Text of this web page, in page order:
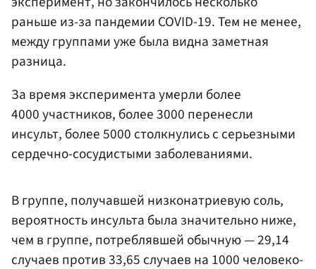
раньше из-за пандемии COVID-19. Тем не менее,
между группами уже была видна заметная
разница.
За время эксперимента умерли более
4000 участников, более 3000 перенесли
инсульт, более 5000 столкнулись с серьезными
сердечно-сосудистыми заболеваниями.
В группе, получавшей низконатриевую соль,
вероятность инсульта была значительно ниже,
чем в группе, потреблявшей обычную — 29,14
случаев против 33,65 случаев на 1000 человеко-